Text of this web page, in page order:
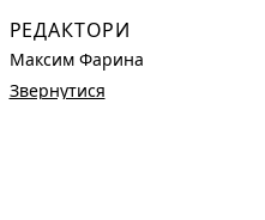
РЕДАКТОРИ
Максим Фарина
Звернутися